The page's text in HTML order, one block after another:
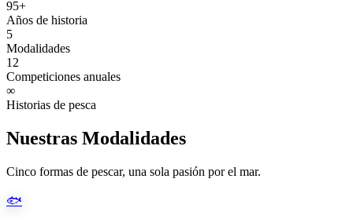
95+
Años de historia
5
Modalidades
12
Competiciones anuales
∞
Historias de pesca
Nuestras Modalidades
Cinco formas de pescar, una sola pasión por el mar.
🐟